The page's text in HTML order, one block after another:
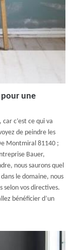
pour une
c’est ce qui va
de peindre les
Montmiral 81140 ;
Bauer,
nous saurons quel
le domaine, nous
selon vos directives.
bénéficier d’un